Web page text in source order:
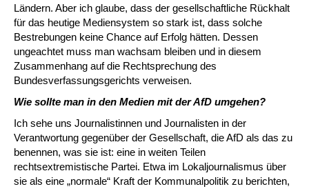
Ländern. Aber ich glaube, dass der gesellschaftliche Rückhalt
für das heutige Mediensystem so stark ist, dass solche
Bestrebungen keine Chance auf Erfolg hätten. Dessen
ungeachtet muss man wachsam bleiben und in diesem
Zusammenhang auf die Rechtsprechung des
Bundesverfassungsgerichts verweisen.
Wie sollte man in den Medien mit der AfD umgehen?
Ich sehe uns Journalistinnen und Journalisten in der
Verantwortung gegenüber der Gesellschaft, die AfD als das zu
benennen, was sie ist: eine in weiten Teilen
rechtsextremistische Partei. Etwa im Lokaljournalismus über
sie als eine „normale“ Kraft der Kommunalpolitik zu berichten,